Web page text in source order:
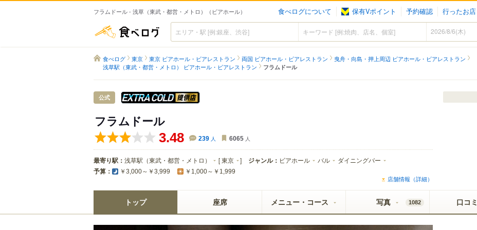
フラムドール - 浅草（東武・都営・メトロ）（ビアホール） 食べログについて 保有Vポイント 予約確認 行ったお店
食べログ
食べログ 東京 東京 ビアホール・ビアレストラン 両国 ビアホール・ビアレストラン
曳舟・向島・押上周辺 ビアホール・ビアレストラン
浅草駅（東武・都営・メトロ） ビアホール・ビアレストラン
フラムドール
公式
フラムドール
3.48 239 人 6065 人
最寄り駅： 浅草駅（東武・都営・メトロ） [東京 ] ジャンル： ビアホール バル ダイニングバー
予算： ￥3,000～￥3,999 ￥1,000～￥1,999
店舗情報（詳細）
トップ 座席 メニュー・コース 写真 1082 口コミ